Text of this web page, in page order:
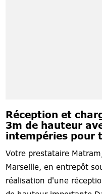
Réception et
3m de hauteur
intempéries pour
Votre prestataire
Marseille, en entrepôt
réalisation d'une